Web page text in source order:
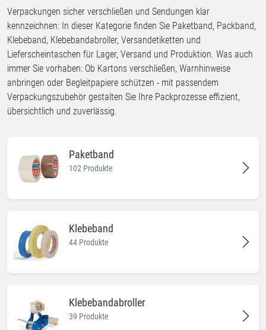
Verpackungen sicher verschließen und Sendungen klar
kennzeichnen: In dieser Kategorie finden Sie Paketband, Packband,
Klebeband, Klebebandabroller, Versandetiketten und
Lieferscheintaschen für Lager, Versand und Produktion. Was auch
immer Sie vorhaben: Ob Kartons verschließen, Warnhinweise
anbringen oder Begleitpapiere schützen - mit passendem
Verpackungszubehör gestalten Sie Ihre Packprozesse effizient,
übersichtlich und zuverlässig.
Paketband
102 Produkte
Klebeband
44 Produkte
Klebebandabroller
39 Produkte